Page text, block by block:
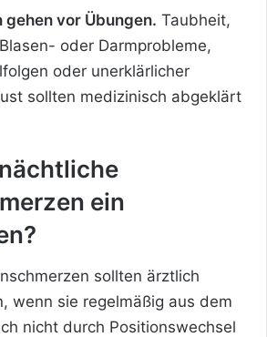
gehen vor Übungen. Taubheit,
oder Darmprobleme,
oder unerklärlicher
sollten medizinisch abgeklärt
ein
sollten ärztlich
wenn sie regelmäßig aus dem
nicht durch Positionswechsel